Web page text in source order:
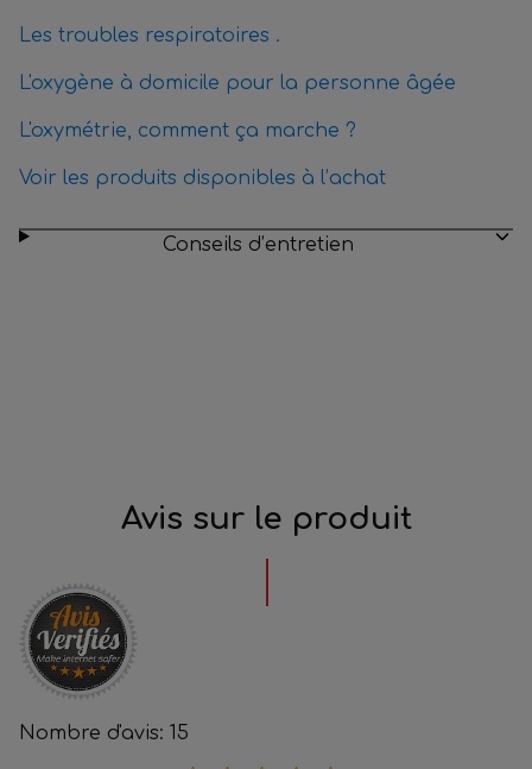
Les troubles respiratoires .
L'oxygène à domicile pour la personne âgée
L'oxymétrie, comment ça marche ?
Voir les produits disponibles à l’achat
Conseils d’entretien
Avis sur le produit
Nombre d'avis: 15